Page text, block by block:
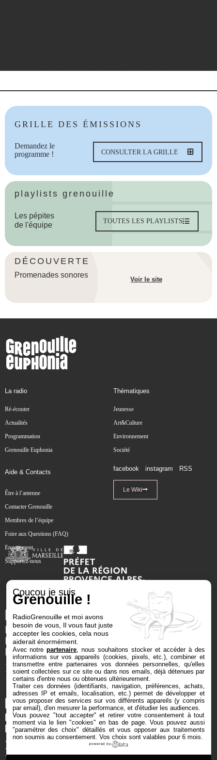
GRILLE DES ÉMISSIONS
Demandez le
programme !
CONSULTER LA GRILLE
playlists grenouille
Les pépites
de l'équipe
TOUTES LES PLAYLISTS
DÉCOUVERTE
Promenades sonores
Voir le site
La radio
Ré-écouter
Actualités
Programmation
Grenouille Euphonia
Thématiques
Jeunesse
Art&Culture
Environnement
Société
Aide & Contacts
Être à l’antenne
Contacter Grenouille
Membres de l’équipe
Foire aux Questions (FAQ)
Engagement
Supportez-nous
facebook instagram RSS
Le Wiki
Coucou je suis
Grenouille !
RadioGrenouille et moi avons
besoin de vous, Il vous faut juste
accepter les cookies, cela nous
aiderait énormément.
Avec notrepartenaire , nous souhaitons stocker et accéder à des
informations sur vos appareils (cookies, pixels, etc.), combiner et
transmettre entre partenaires vos données personnelles, qu'elles
soient collectées sur ce site ou dans nos emails, déjà détenues par
certains d'entre nous ou obtenues ultérieurement.
Traiter ces données (identifiants, navigation, préférences, achats,
adresses IP et emails, localisation, etc.) permet de développer et
vous proposer des services sur vos différents appareils (y compris
par email), d'en mesurer la performance, et d'étudier les audiences.
Vous pouvez "tout accepter" et retirer votre consentement à tout
moment via le lien "cookies" en bas de page. Vous pouvez aussi
"paramétrer des choix" détaillés et vous opposer aux traitements
non soumis au consentement. Vos choix sont valables pour 6 mois.
powered by